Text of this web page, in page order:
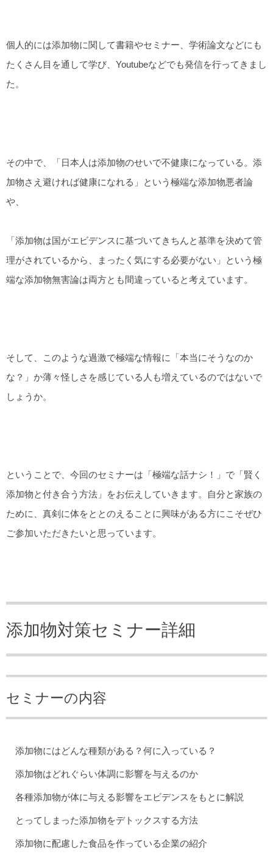
個人的には添加物に関して書籍やセミナー、学術論文などにも
たくさん目を通して学び、Youtubeなどでも発信を行ってきまし
た。
その中で、「日本人は添加物のせいで不健康になっている。添
加物さえ避ければ健康になれる」という極端な添加物悪者論
や、
「添加物は国がエビデンスに基づいてきちんと基準を決めて管
理がされているから、まったく気にする必要がない」という極
端な添加物無害論は両方とも間違っていると考えています。
そして、このような過激で極端な情報に「本当にそうなのか
な？」か薄々怪しさを感じている人も増えているのではないで
しょうか。
ということで、今回のセミナーは「極端な話ナシ！」で「賢く
添加物と付き合う方法」をお伝えしていきます。自分と家族の
ために、真剣に体をととのえることに興味がある方にこそぜひ
ご参加いただきたいと思っています。
添加物対策セミナー詳細
セミナーの内容
添加物にはどんな種類がある？何に入っている？
添加物はどれぐらい体調に影響を与えるのか
各種添加物が体に与える影響をエビデンスをもとに解説
とってしまった添加物をデトックスする方法
添加物に配慮した食品を作っている企業の紹介